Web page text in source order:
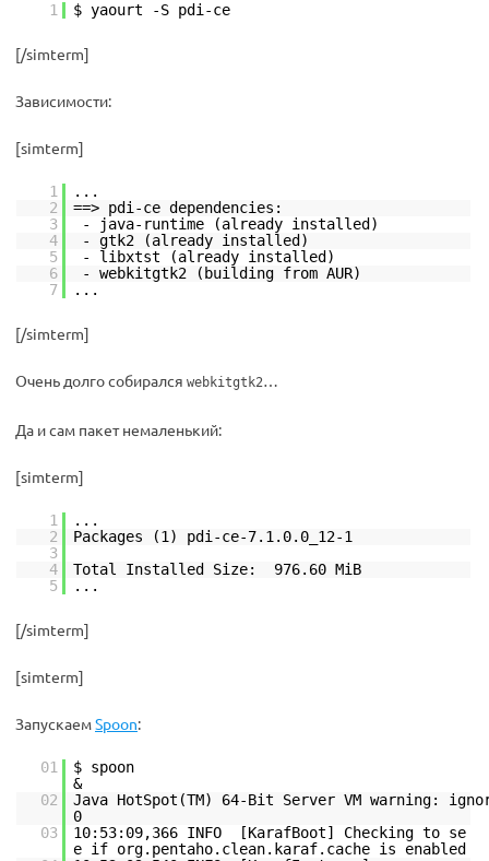
1 $ yaourt -S pdi-ce
[/simterm]
Зависимости:
[simterm]
1
...
2
==> pdi-ce dependencies:
3
- java-runtime (already installed)
4
- gtk2 (already installed)
5
- libxtst (already installed)
6
- webkitgtk2 (building from AUR)
7
...
[/simterm]
Очень долго собирался webkitgtk2…
Да и сам пакет немаленький:
[simterm]
1
...
2
Packages (1) pdi-ce-7.1.0.0_12-1
3
4
Total Installed Size: 976.60 MiB
5
...
[/simterm]
[simterm]
ЗапускаемSpoon:
01
$ spoon
02
Java HotSpot(TM) 64-Bit Server VM warning:
03
10:53:09,366 INFO [KarafBoot] Checking to se
e if org.pentaho.clean.karaf.cache is enabled